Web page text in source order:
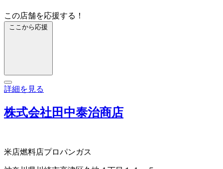
この店舗を応援する！
ここから応援
詳細を見る
株式会社田中泰治商店
米店燃料店プロパンガス